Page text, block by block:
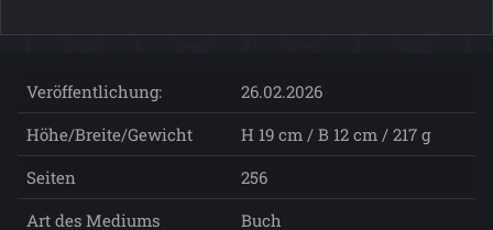
Veröffentlichung:
26.02.2026
Höhe/Breite/Gewicht
H 19 cm / B 12 cm / 217 g
Seiten
256
Art des Mediums
Buch